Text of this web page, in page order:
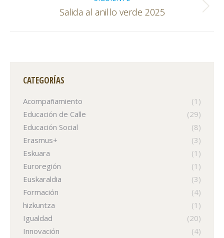
Publicación
Salida al anillo verde 2025
CATEGORÍAS
Acompañamiento
(1)
Educación de Calle
(29)
Educación Social
(8)
Erasmus+
(3)
Eskuara
(1)
Euroregión
(1)
Euskaraldia
(3)
Formación
(4)
hizkuntza
(1)
Igualdad
(20)
Innovación
(4)